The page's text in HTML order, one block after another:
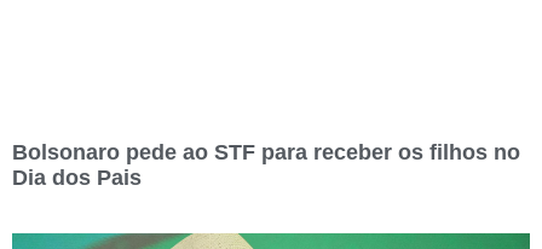
Bolsonaro pede ao STF para receber os filhos no
Dia dos Pais